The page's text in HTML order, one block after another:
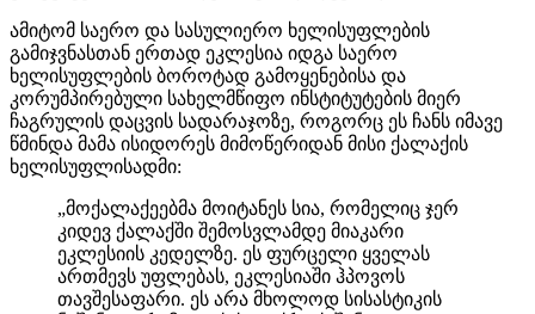
ამიტომ საერო და სასულიერო ხელისუფლების
გამიჯვნასთან ერთად ეკლესია იდგა საერო
ხელისუფლების ბოროტად გამოყენებისა და
კორუმპირებული სახელმწიფო ინსტიტუტების მიერ
ჩაგრულის დაცვის სადარაჯოზე, როგორც ეს ჩანს იმავე
წმინდა მამა ისიდორეს მიმოწერიდან მისი ქალაქის
ხელისუფლისადმი:
„მოქალაქეებმა მოიტანეს სია, რომელიც ჯერ
კიდევ ქალაქში შემოსვლამდე მიაკარი
ეკლესიის კედელზე. ეს ფურცელი ყველას
ართმევს უფლებას, ეკლესიაში ჰპოვოს
თავშესაფარი. ეს არა მხოლოდ სისასტიკის